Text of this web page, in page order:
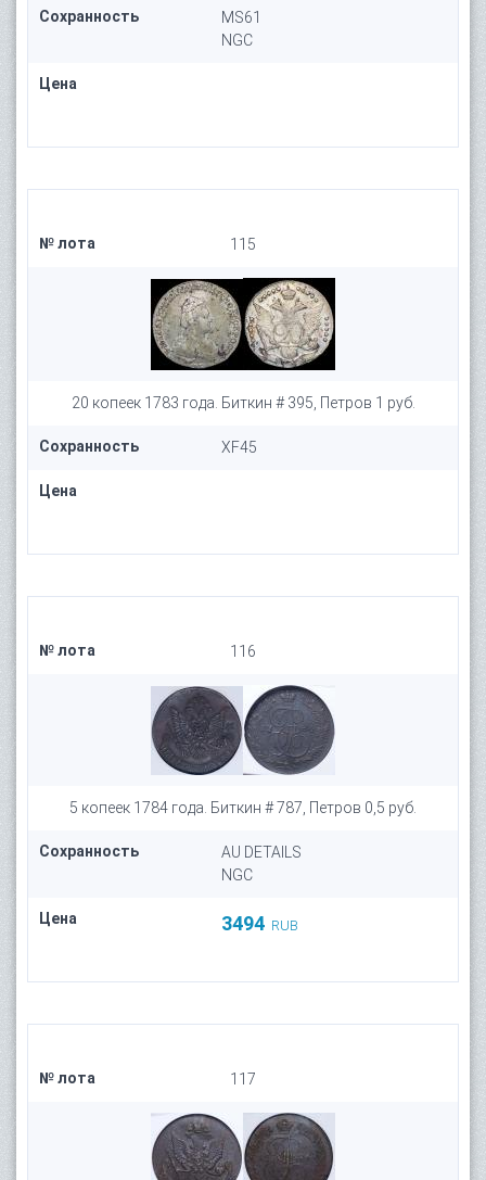
Сохранность
MS61
NGC
Цена
№ лота 115
20 копеек 1783 года. Биткин # 395, Петров 1 руб.
Сохранность XF45
Цена
№ лота 116
5 копеек 1784 года. Биткин # 787, Петров 0,5 руб.
Сохранность
AU DETAILS
NGC
Цена 3494 RUB
№ лота 117